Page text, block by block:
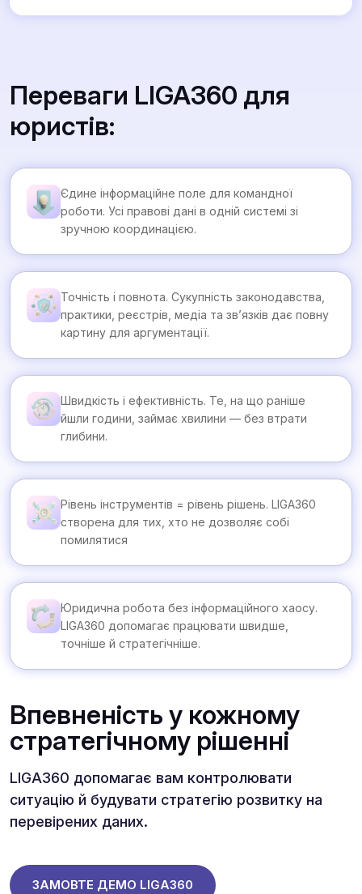
Переваги LIGA360 для
юристів:
Єдине інформаційне поле для командної
роботи. Усі правові дані в одній системі зі
зручною координацією.
Точність і повнота. Сукупність законодавства,
практики, реєстрів, медіа та зв’язків дає повну
картину для аргументації.
Швидкість і ефективність. Те, на що раніше
йшли години, займає хвилини — без втрати
глибини.
Рівень інструментів = рівень рішень. LIGA360
створена для тих, хто не дозволяє собі
помилятися
Юридична робота без інформаційного хаосу.
LIGA360 допомагає працювати швидше,
точніше й стратегічніше.
Впевненість у кожному
стратегічному рішенні
LIGA360 допомагає вам контролювати
ситуацію й будувати стратегію розвитку на
перевірених даних.
ЗАМОВТЕ ДЕМО LIGA360